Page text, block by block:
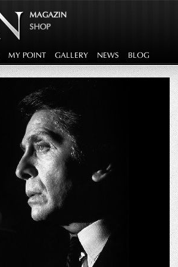
MAGAZIN
SHOP
MY POINT GALLERY NEWS BLOG